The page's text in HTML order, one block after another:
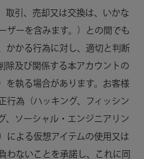
取引、売却又は交換は、いかな
ザーを含みます。）との間でも
かかる行為に対し、適切と判断
除及び関係する本アカウントの
を執る場合があります。お客様
行為（ハッキング、フィッシン
、ソーシャル・エンジニアリン
による仮想アイテムの使用又は
わないことを承諾し、これに同